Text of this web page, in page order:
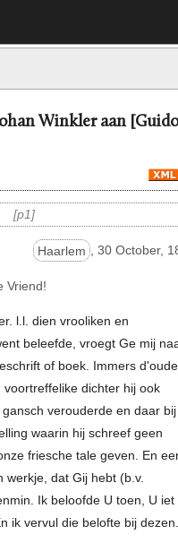
Winkler aan [Guido
p1
Haarlem , 30 October,
Vriend!
l.l. dien vrooliken en
beleefde, vroegt Ge mij
of boek. Immers d'oude
voortreffelike dichter hij ook
verouderde en daar bij
waarin hij schreef geen
friesche tale geven. En
werkje, dat Gij hebt (b.v.
Ik beloofde U toen, U iet
ik vervul die belofte bij dezen.